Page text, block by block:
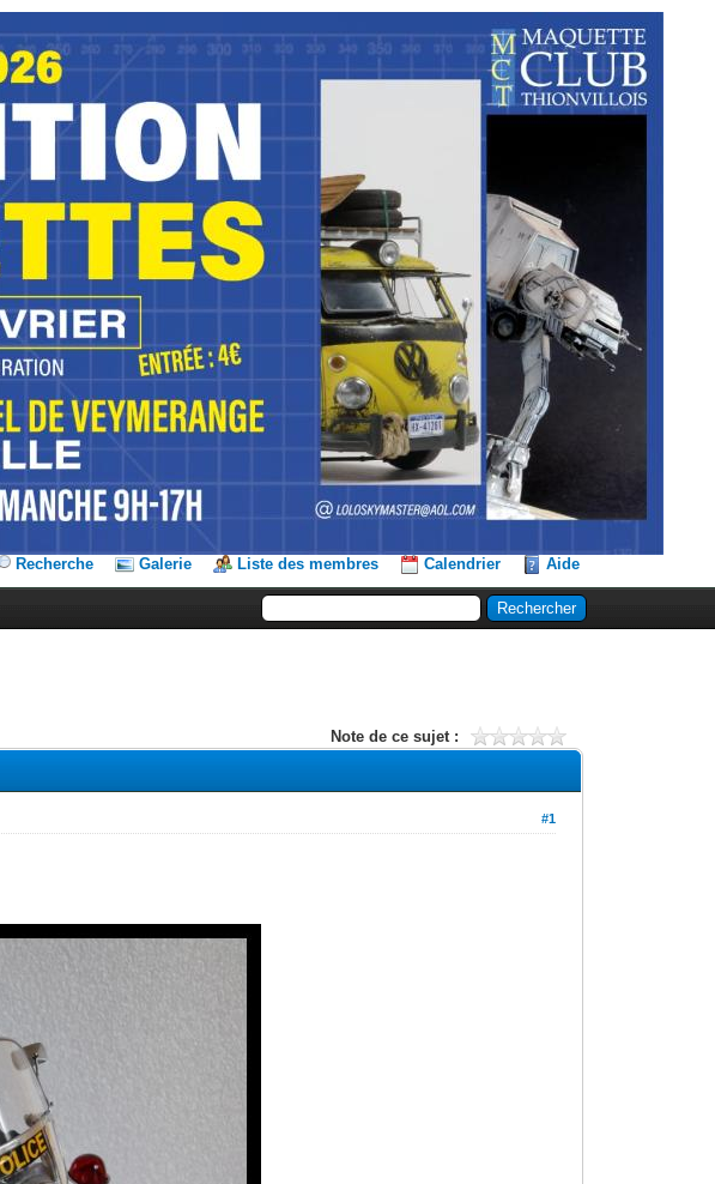
Recherche Galerie Liste des membres Calendrier Aide
Note de ce sujet :
#1